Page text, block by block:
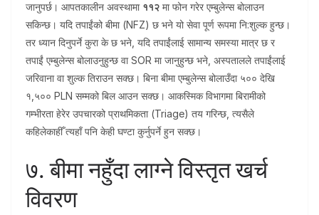
जानुपर्छ। आपतकालीन अवस्थामा ११२ मा फोन गरेर एम्बुलेन्स बोलाउन
सकिन्छ। यदि तपाईंको बीमा (NFZ) छ भने यो सेवा पूर्ण रूपमा नि:शुल्क हुन्छ।
तर ध्यान दिनुपर्ने कुरा के छ भने, यदि तपाईंलाई सामान्य समस्या मात्र छ र
तपाईं एम्बुलेन्स बोलाउनुहुन्छ वा SOR मा जानुहुन्छ भने, अस्पतालले तपाईंलाई
जरिवाना वा शुल्क तिराउन सक्छ। बिना बीमा एम्बुलेन्स बोलाउँदा ५०० देखि
१,५०० PLN सम्मको बिल आउन सक्छ। आकस्मिक विभागमा बिरामीको
गम्भीरता हेरेर उपचारको प्राथमिकता (Triage) तय गरिन्छ, त्यसैले
कहिलेकाहीँ त्यहाँ पनि केही घण्टा कुर्नुपर्ने हुन सक्छ।
७. बीमा नहुँदा लाग्ने विस्तृत खर्च
विवरण